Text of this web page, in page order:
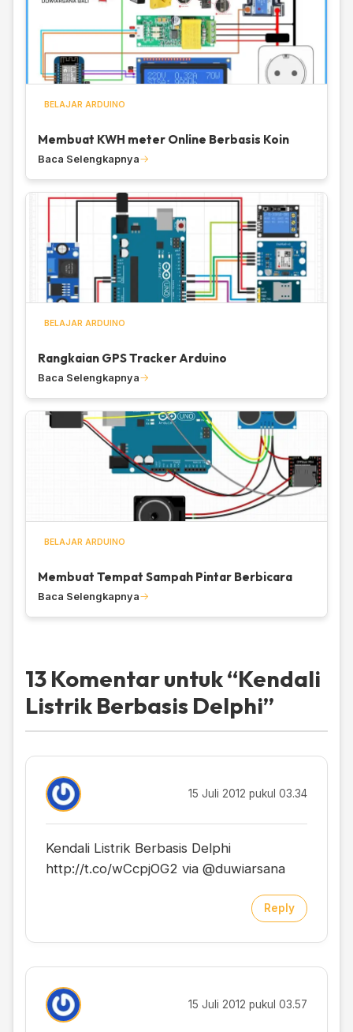
BELAJAR ARDUINO
Membuat KWH meter Online Berbasis Koin
Baca Selengkapnya
BELAJAR ARDUINO
Rangkaian GPS Tracker Arduino
Baca Selengkapnya
BELAJAR ARDUINO
Membuat Tempat Sampah Pintar Berbicara
Baca Selengkapnya
13 Komentar untuk “Kendali
Listrik Berbasis Delphi”
15 Juli 2012 pukul 03.34
Kendali Listrik Berbasis Delphi
http://t.co/wCcpjOG2 via @duwiarsana
Reply
15 Juli 2012 pukul 03.57